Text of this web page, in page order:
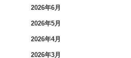
2026年6月
2026年5月
2026年4月
2026年3月